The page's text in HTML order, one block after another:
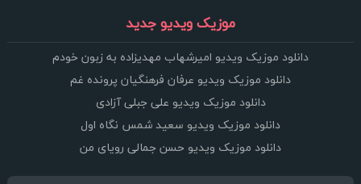
موزیک ویدیو جدید
دانلود موزیک ویدیو امیرشهاب مهدیزاده به زبون خودم
دانلود موزیک ویدیو عرفان فرهنگیان پرونده غم
دانلود موزیک ویدیو علی جبلی آزادی
دانلود موزیک ویدیو سعید شمس نگاه اول
دانلود موزیک ویدیو حسن جمالی رویای من